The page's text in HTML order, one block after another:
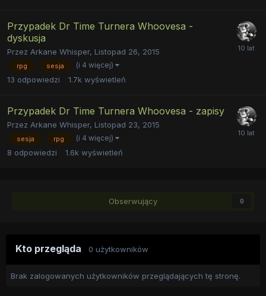
Przypadek Dr Time Turnera Whoovesa -
dyskusja
Przez Arkane Whisper, Listopad 26, 2015
rpg sesja (i 4 więcej)
13 odpowiedzi 1.7k wyświetleń
Przypadek Dr Time Turnera Whoovesa - zapisy
Przez Arkane Whisper, Listopad 23, 2015
sesja rpg (i 4 więcej)
8 odpowiedzi 1.6k wyświetleń
Obserwujący 0
Kto przegląda 0 użytkowników
Brak zalogowanych użytkowników przeglądających tę stronę.